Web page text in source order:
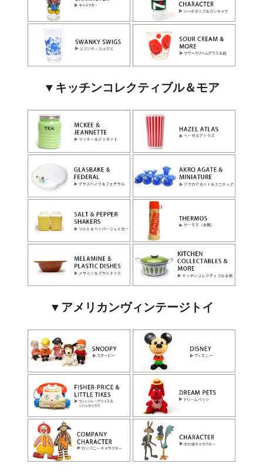
▼キッチンコレクティブル＆モア
▼アメリカンヴィンテージトイ